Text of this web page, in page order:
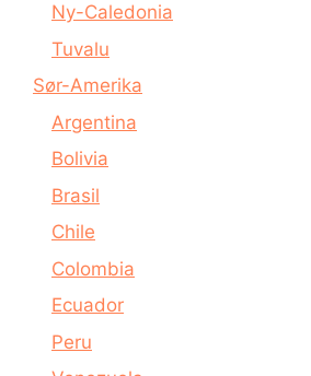
Ny-Caledonia
Tuvalu
Sør-Amerika
Argentina
Bolivia
Brasil
Chile
Colombia
Ecuador
Peru